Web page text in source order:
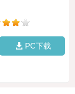
PC下载